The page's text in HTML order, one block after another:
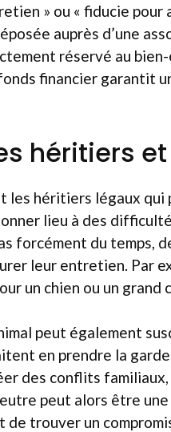
» ou « fiducie pour
auprès d’une
réservé au bien-
financier garantit
héritiers
les héritiers légaux qui
lieu à des
forcément du temps,
leur entretien. Par
un chien ou un grand
peut également
en prendre la
des conflits
peut alors être
de trouver un